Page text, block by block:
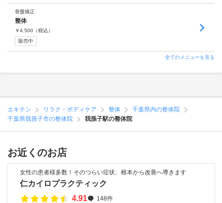
骨盤矯正
整体
￥4,500 （税込）
販売中
全てのメニューを見る
エキテン リラク・ボディケア 整体
千葉県内の整体院
千葉県我孫子市の整体院
我孫子駅の整体院
お近くのお店
女性の患者様多数！そのつらい症状、根本から改善へ導きます
仁カイロプラクティック
4.91
148件